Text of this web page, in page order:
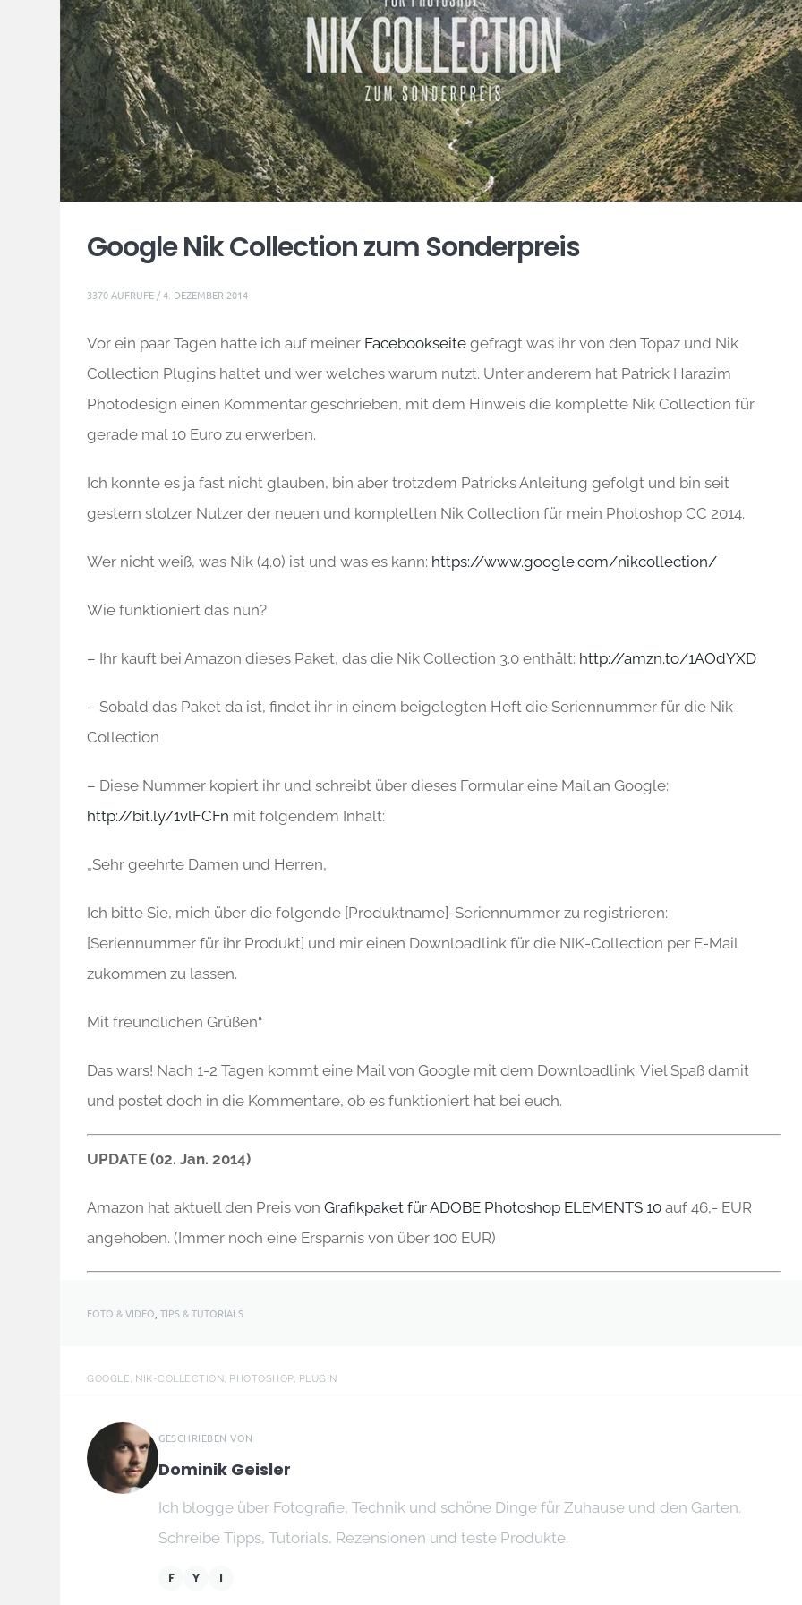
Google Nik Collection zum Sonderpreis
3370 AUFRUFE /4. DEZEMBER 2014
Vor ein paar Tagen hatte ich auf meiner Facebookseite gefragt was ihr von den Topaz und Nik
Collection Plugins haltet und wer welches warum nutzt. Unter anderem hat Patrick Harazim
Photodesign einen Kommentar geschrieben, mit dem Hinweis die komplette Nik Collection für
gerade mal 10 Euro zu erwerben.
Ich konnte es ja fast nicht glauben, bin aber trotzdem Patricks Anleitung gefolgt und bin seit
gestern stolzer Nutzer der neuen und kompletten Nik Collection für mein Photoshop CC 2014.
Wer nicht weiß, was Nik (4.0) ist und was es kann: https://www.google.com/nikcollection/
Wie funktioniert das nun?
– Ihr kauft bei Amazon dieses Paket, das die Nik Collection 3.0 enthält: http://amzn.to/1AOdYXD
– Sobald das Paket da ist, findet ihr in einem beigelegten Heft die Seriennummer für die Nik
Collection
– Diese Nummer kopiert ihr und schreibt über dieses Formular eine Mail an Google:
http://bit.ly/1vlFCFn mit folgendem Inhalt:
„Sehr geehrte Damen und Herren,
Ich bitte Sie, mich über die folgende [Produktname]-Seriennummer zu registrieren:
[Seriennummer für ihr Produkt] und mir einen Downloadlink für die NIK-Collection per E-Mail
zukommen zu lassen.
Mit freundlichen Grüßen“
Das wars! Nach 1-2 Tagen kommt eine Mail von Google mit dem Downloadlink. Viel Spaß damit
und postet doch in die Kommentare, ob es funktioniert hat bei euch.
UPDATE (02. Jan. 2014)
Amazon hat aktuell den Preis vonGrafikpaket für ADOBE Photoshop ELEMENTS 10 auf 46,- EUR
angehoben. (Immer noch eine Ersparnis von über 100 EUR)
FOTO & VIDEO,TIPS & TUTORIALS
GOOGLE, NIK-COLLECTION, PHOTOSHOP, PLUGIN
GESCHRIEBEN VON
Dominik Geisler
Ich blogge über Fotografie, Technik und schöne Dinge für Zuhause und den Garten.
Schreibe Tipps, Tutorials, Rezensionen und teste Produkte.
F Y I